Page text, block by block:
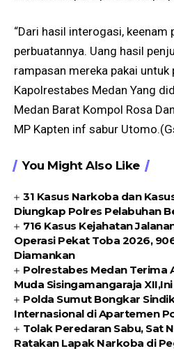
“Dari hasil interogasi, keenam
perbuatannya. Uang hasil
rampasan mereka pakai untuk
Kapolrestabes Medan Yang
Medan Barat Kompol Rosa
MP Kapten inf sabur
You Might Also Like
31 Kasus Narkoba dan
Diungkap Polres Pelabuhan
716 Kasus Kejahatan
Operasi Pekat Toba 2026,
Diamankan
Polrestabes Medan Terima
Muda Sisingamangaraja
Polda Sumut Bongkar
Internasional di Apartemen
Tolak Peredaran Sabu, Sat
Ratakan Lapak Narkoba di